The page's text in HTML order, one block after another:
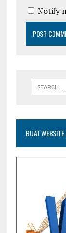
Notify
BUAT